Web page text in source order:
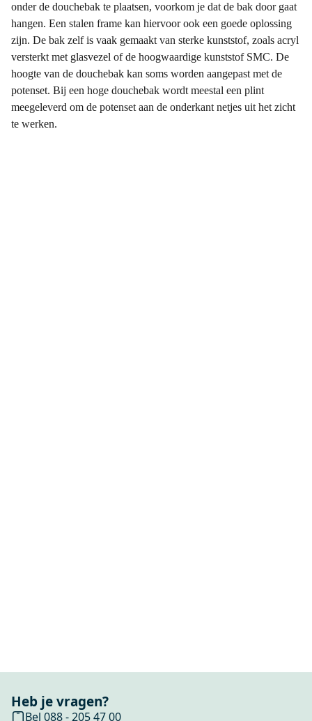
onder de douchebak te plaatsen, voorkom je dat de bak door gaat
hangen. Een stalen frame kan hiervoor ook een goede oplossing
zijn. De bak zelf is vaak gemaakt van sterke kunststof, zoals acryl
versterkt met glasvezel of de hoogwaardige kunststof SMC. De
hoogte van de douchebak kan soms worden aangepast met de
potenset. Bij een hoge douchebak wordt meestal een plint
meegeleverd om de potenset aan de onderkant netjes uit het zicht
te werken.
Heb je vragen?
Bel 088 - 205 47 00